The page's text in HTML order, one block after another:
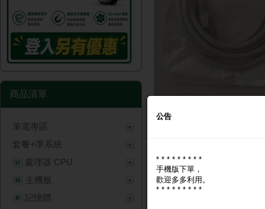
商品清單
筆電專區
套餐+準系統
U 處理器 CPU
M 主機板
R 記憶體
商品圖片
公告
* * * * * * * * *
手機版下單，
歡迎多多利用。
* * * * * * * * *